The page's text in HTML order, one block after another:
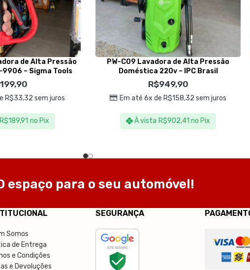
de Alta Pressão
9906 – Sigma Tools
199,90
R$33,32 sem juros
R$189,91 no Pix
PW-C09 Lavadora de Alta Pressão
Doméstica 220v – IPC Brasil
R$949,90
Em até 6x de R$158,32 sem juros
À vista R$902,41 no Pix
espaço para o seu automóvel!
Somos
de Entrega
e Condições
e Devoluções
SEGURANÇA